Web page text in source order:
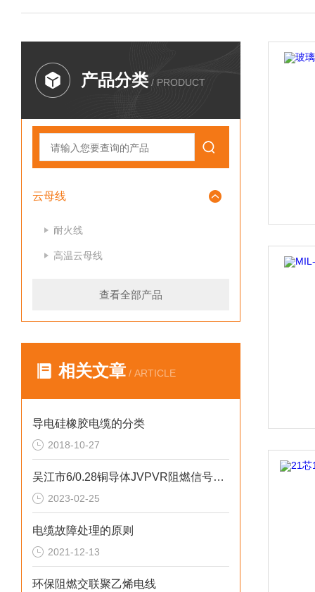
产品分类 / PRODUCT
云母线
耐火线
高温云母线
查看全部产品
相关文章 / ARTICLE
导电硅橡胶电缆的分类
2018-10-27
吴江市6/0.28铜导体JVPVR阻燃信号电缆
2023-02-25
电缆故障处理的原则
2021-12-13
环保阻燃交联聚乙烯电线